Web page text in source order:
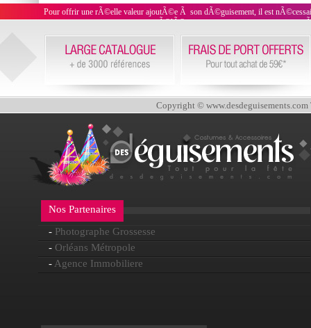
Pour offrir une rÃ©elle valeur ajoutÃ©e Ã son dÃ©guisement, il est
Ã©lÃ©gants que vous pourrez porter en
Copyright © www.desdeguisements.com
Nos Partenaires
- Photographe Grossesse
- Orléans Métropole
- Agence Immobiliere